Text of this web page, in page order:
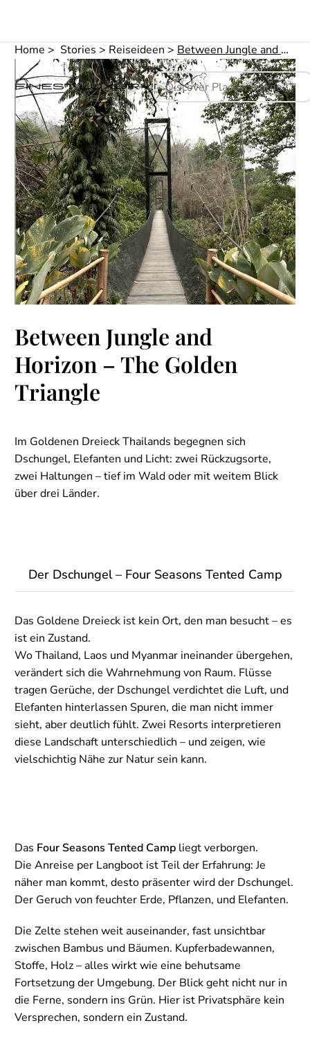
Home Stories Reiseideen Between Jungle and Horizon – The Golden Triangle
Between Jungle and
Horizon – The Golden
Triangle
Im Goldenen Dreieck Thailands begegnen sich
Dschungel, Elefanten und Licht: zwei Rückzugsorte,
zwei Haltungen – tief im Wald oder mit weitem Blick
über drei Länder.
Der Dschungel – Four Seasons Tented Camp
Das Goldene Dreieck ist kein Ort, den man besucht – es
ist ein Zustand.
Wo Thailand, Laos und Myanmar ineinander übergehen,
verändert sich die Wahrnehmung von Raum. Flüsse
tragen Gerüche, der Dschungel verdichtet die Luft, und
Elefanten hinterlassen Spuren, die man nicht immer
sieht, aber deutlich fühlt. Zwei Resorts interpretieren
diese Landschaft unterschiedlich – und zeigen, wie
vielschichtig Nähe zur Natur sein kann.
Das Four Seasons Tented Camp liegt verborgen.
Die Anreise per Langboot ist Teil der Erfahrung: Je
näher man kommt, desto präsenter wird der Dschungel.
Der Geruch von feuchter Erde, Pflanzen, und Elefanten.
Die Zelte stehen weit auseinander, fast unsichtbar
zwischen Bambus und Bäumen. Kupferbadewannen,
Stoffe, Holz – alles wirkt wie eine behutsame
Fortsetzung der Umgebung. Der Blick geht nicht nur in
die Ferne, sondern ins Grün. Hier ist Privatsphäre kein
Versprechen, sondern ein Zustand.